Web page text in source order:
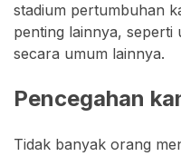
stadium pertumbuhan
penting lainnya, seperti
secara umum lainnya.
Pencegahan
Tidak banyak orang